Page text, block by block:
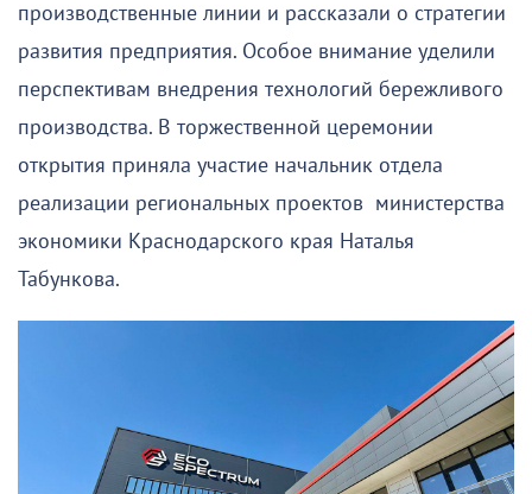
производственные линии и рассказали о стратегии
развития предприятия. Особое внимание уделили
перспективам внедрения технологий бережливого
производства. В торжественной церемонии
открытия приняла участие начальник отдела
реализации региональных проектов министерства
экономики Краснодарского края Наталья
Табункова.